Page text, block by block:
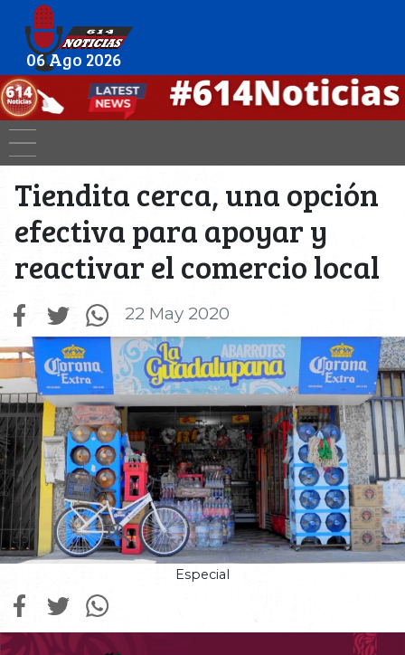
06 Ago 2026
Tiendita cerca, una opción
efectiva para apoyar y
reactivar el comercio local
22 May 2020
Especial